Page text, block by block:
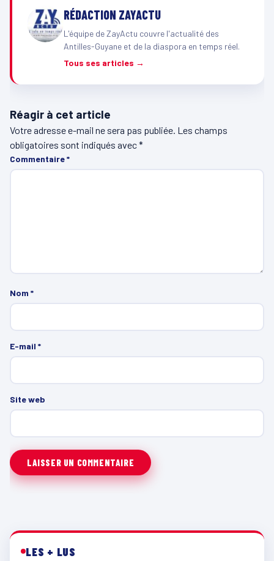
RÉDACTION ZAYACTU
L'équipe de ZayActu couvre l'actualité des
Antilles-Guyane et de la diaspora en temps réel.
Tous ses articles →
Réagir à cet article
Votre adresse e-mail ne sera pas publiée. Les champs
obligatoires sont indiqués avec*
Commentaire*
Nom *
E-mail *
Site web
LES + LUS